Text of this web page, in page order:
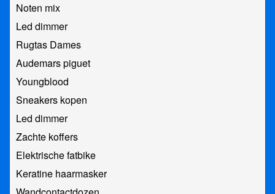
Noten mix
Led dimmer
Rugtas Dames
Audemars piguet
Youngblood
Sneakers kopen
Led dimmer
Zachte koffers
Elektrische fatbike
Keratine haarmasker